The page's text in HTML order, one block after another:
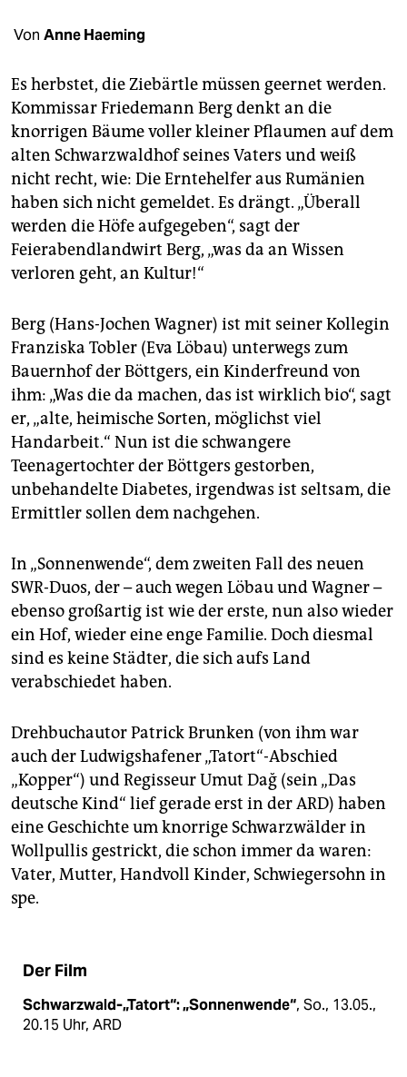
unterstützen
abo
genossenschaft
epaper login
Von Anne Haeming
Es herbstet, die Ziebärtle müssen geernet werden.
Kommissar Friedemann Berg denkt an die
knorrigen Bäume voller kleiner Pflaumen auf dem
alten Schwarzwaldhof seines Vaters und weiß
nicht recht, wie: Die Erntehelfer aus Rumänien
haben sich nicht gemeldet. Es drängt. „Überall
werden die Höfe aufgegeben“, sagt der
Feierabendlandwirt Berg, „was da an Wissen
verloren geht, an Kultur!“
Berg (Hans-Jochen Wagner) ist mit seiner Kollegin
Franziska Tobler (Eva Löbau) unterwegs zum
Bauernhof der Böttgers, ein Kinderfreund von
ihm: „Was die da machen, das ist wirklich bio“, sagt
er, „alte, heimische Sorten, möglichst viel
Handarbeit.“ Nun ist die schwangere
Teenagertochter der Böttgers gestorben,
unbehandelte Diabetes, irgendwas ist seltsam, die
Ermittler sollen dem nachgehen.
In „Sonnenwende“, dem zweiten Fall des neuen
SWR-Duos, der – auch wegen Löbau und Wagner –
ebenso großartig ist wie der erste, nun also wieder
ein Hof, wieder eine enge Familie. Doch diesmal
sind es keine Städter, die sich aufs Land
verabschiedet haben.
Drehbuchautor Patrick Brunken (von ihm war
auch der Ludwigshafener „Tatort“-Abschied
„Kopper“) und Regisseur Umut Dağ (sein „Das
deutsche Kind“ lief gerade erst in der ARD) haben
eine Geschichte um knorrige Schwarzwälder in
Wollpullis gestrickt, die schon immer da waren:
Vater, Mutter, Handvoll Kinder, Schwiegersohn in
spe.
Der Film
Schwarzwald-„Tatort“: „Sonnenwende“, So., 13.05.,
20.15 Uhr, ARD